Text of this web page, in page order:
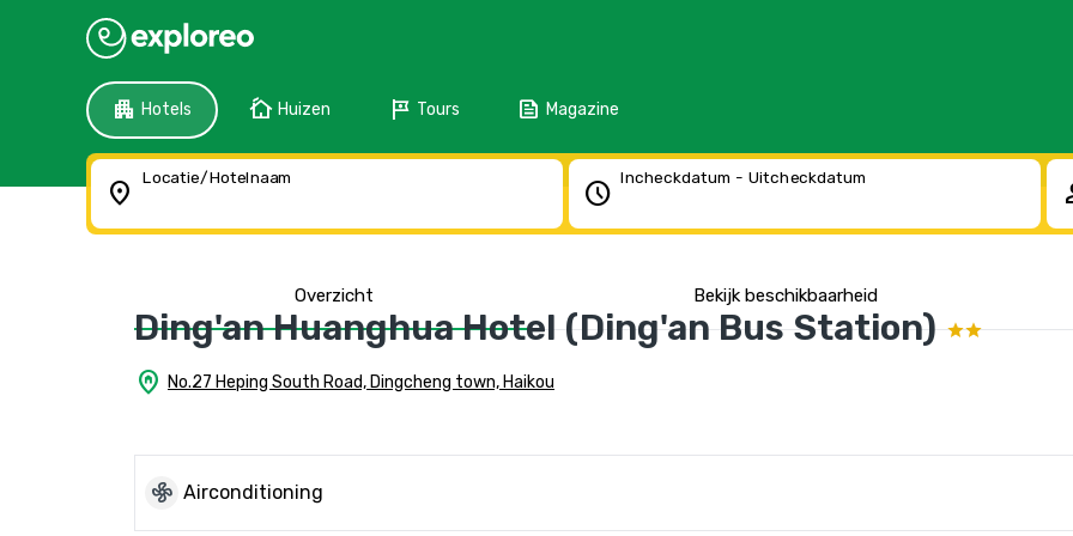
apartment Hotels cottage Huizen tour Tours feed Magazine
location_on Locatie/Hotelnaam schedule Incheckdatum - Uitcheckdatum
Overzicht Bekijk beschikbaarheid
Ding'an Huanghua Hotel (Ding'an Bus Station)
home_pin No.27 Heping South Road, Dingcheng town, Haikou
mode_fan Airconditioning